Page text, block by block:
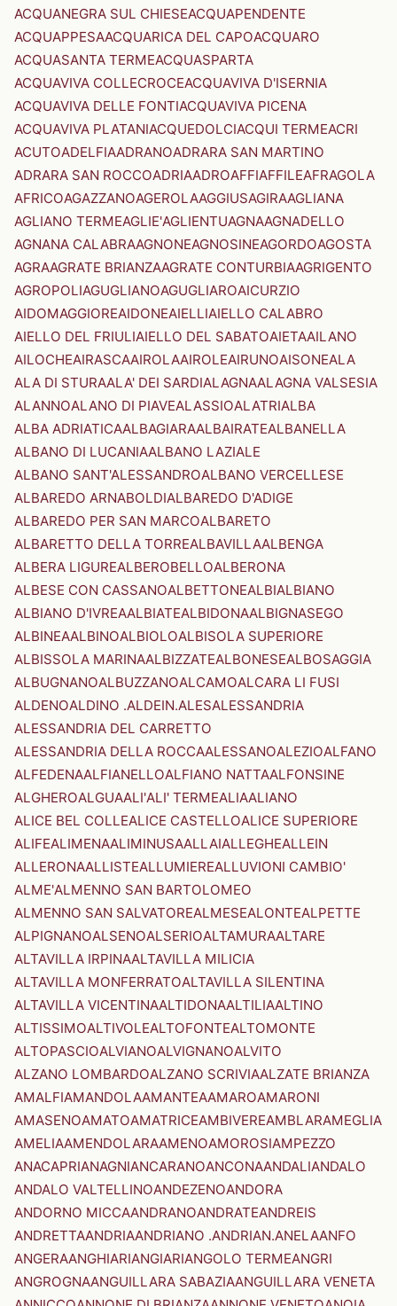
ACQUANEGRA SUL CHIESEACQUAPENDENTE
ACQUAPPESAACQUARICA DEL CAPOACQUARO
ACQUASANTA TERMEACQUASPARTA
ACQUAVIVA COLLECROCEACQUAVIVA D'ISERNIA
ACQUAVIVA DELLE FONTIACQUAVIVA PICENA
ACQUAVIVA PLATANIACQUEDOLCIACQUI TERMEACRI
ACUTOADELFIAADRANOADRARA SAN MARTINO
ADRARA SAN ROCCOADRIAADROAFFIAFFILEAFRAGOLA
AFRICOAGAZZANOAGEROLAAGGIUSAGIRAAGLIANA
AGLIANO TERMEAGLIE'AGLIENTUAGNAAGNADELLO
AGNANA CALABRAAGNONEAGNOSINEAGORDOAGOSTA
AGRAAGRATE BRIANZAAGRATE CONTURBIAAGRIGENTO
AGROPOLIAGUGLIANOAGUGLIAROAICURZIO
AIDOMAGGIOREAIDONEAIELLIAIELLO CALABRO
AIELLO DEL FRIULIAIELLO DEL SABATOAIETAAILANO
AILOCHEAIRASCAAIROLAAIROLEAIRUNOAISONEALA
ALA DI STURAALA' DEI SARDIALAGNAALAGNA VALSESIA
ALANNOALANO DI PIAVEALASSIOALATRIALBA
ALBA ADRIATICAALBAGIARAALBAIRATEALBANELLA
ALBANO DI LUCANIAALBANO LAZIALE
ALBANO SANT'ALESSANDROALBANO VERCELLESE
ALBAREDO ARNABOLDIALBAREDO D'ADIGE
ALBAREDO PER SAN MARCOALBARETO
ALBARETTO DELLA TORREALBAVILLAALBENGA
ALBERA LIGUREALBEROBELLOALBERONA
ALBESE CON CASSANOALBETTONEALBIALBIANO
ALBIANO D'IVREAALBIATEALBIDONAALBIGNASEGO
ALBINEAALBINOALBIOLOALBISOLA SUPERIORE
ALBISSOLA MARINAALBIZZATEALBONESEALBOSAGGIA
ALBUGNANOALBUZZANOALCAMOALCARA LI FUSI
ALDENOALDINO .ALDEIN.ALESALESSANDRIA
ALESSANDRIA DEL CARRETTO
ALESSANDRIA DELLA ROCCAALESSANOALEZIOALFANO
ALFEDENAALFIANELLOALFIANO NATTAALFONSINE
ALGHEROALGUAALI'ALI' TERMEALIAALIANO
ALICE BEL COLLEALICE CASTELLOALICE SUPERIORE
ALIFEALIMENAALIMINUSAALLAIALLEGHEALLEIN
ALLERONAALLISTEALLUMIEREALLUVIONI CAMBIO'
ALME'ALMENNO SAN BARTOLOMEO
ALMENNO SAN SALVATOREALMESEALONTEALPETTE
ALPIGNANOALSENOALSERIOALTAMURAALTARE
ALTAVILLA IRPINAALTAVILLA MILICIA
ALTAVILLA MONFERRATOALTAVILLA SILENTINA
ALTAVILLA VICENTINAALTIDONAALTILIAALTINO
ALTISSIMOALTIVOLEALTOFONTEALTOMONTE
ALTOPASCIOALVIANOALVIGNANOALVITO
ALZANO LOMBARDOALZANO SCRIVIAALZATE BRIANZA
AMALFIAMANDOLAAMANTEAAMAROAMARONI
AMASENOAMATOAMATRICEAMBIVEREAMBLARAMEGLIA
AMELIAAMENDOLARAAMENOAMOROSIAMPEZZO
ANACAPRIANAGNIANCARANOANCONAANDALIANDALO
ANDALO VALTELLINOANDEZENOANDORA
ANDORNO MICCAANDRANOANDRATEANDREIS
ANDRETTAANDRIAANDRIANO .ANDRIAN.ANELAANFO
ANGERAANGHIARIANGIARIANGOLO TERMEANGRI
ANGROGNAANGUILLARA SABAZIAANGUILLARA VENETA